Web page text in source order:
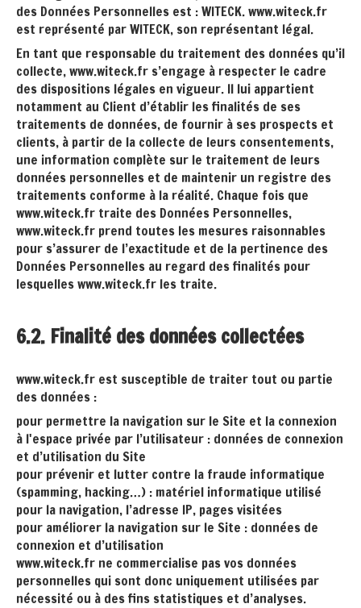
des Données Personnelles est : WITECK. www.witeck.fr
est représenté par WITECK, son représentant légal.
En tant que responsable du traitement des données qu’il
collecte, www.witeck.fr s’engage à respecter le cadre
des dispositions légales en vigueur. Il lui appartient
notamment au Client d’établir les finalités de ses
traitements de données, de fournir à ses prospects et
clients, à partir de la collecte de leurs consentements,
une information complète sur le traitement de leurs
données personnelles et de maintenir un registre des
traitements conforme à la réalité. Chaque fois que
www.witeck.fr traite des Données Personnelles,
www.witeck.fr prend toutes les mesures raisonnables
pour s’assurer de l’exactitude et de la pertinence des
Données Personnelles au regard des finalités pour
lesquelles www.witeck.fr les traite.
6.2. Finalité des données collectées
www.witeck.fr est susceptible de traiter tout ou partie
des données :
pour permettre la navigation sur le Site et la connexion
à l'espace privée par l’utilisateur : données de connexion
et d’utilisation du Site
pour prévenir et lutter contre la fraude informatique
(spamming, hacking…) : matériel informatique utilisé
pour la navigation, l’adresse IP, pages visitées
pour améliorer la navigation sur le Site : données de
connexion et d’utilisation
www.witeck.fr ne commercialise pas vos données
personnelles qui sont donc uniquement utilisées par
nécessité ou à des fins statistiques et d’analyses.